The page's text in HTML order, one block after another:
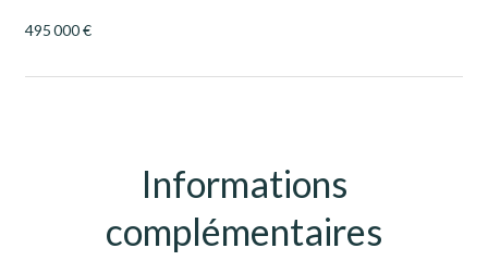
495 000 €
Informations
complémentaires